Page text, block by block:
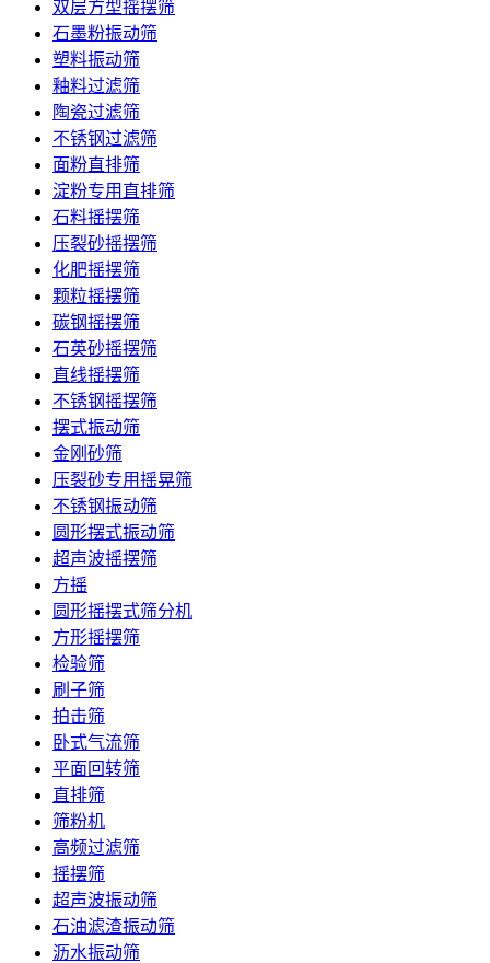
双层方型摇摆筛
石墨粉振动筛
塑料振动筛
釉料过滤筛
陶瓷过滤筛
不锈钢过滤筛
面粉直排筛
淀粉专用直排筛
石料摇摆筛
压裂砂摇摆筛
化肥摇摆筛
颗粒摇摆筛
碳钢摇摆筛
石英砂摇摆筛
直线摇摆筛
不锈钢摇摆筛
摆式振动筛
金刚砂筛
压裂砂专用摇晃筛
不锈钢振动筛
圆形摆式振动筛
超声波摇摆筛
方摇
圆形摇摆式筛分机
方形摇摆筛
检验筛
刷子筛
拍击筛
卧式气流筛
平面回转筛
直排筛
筛粉机
高频过滤筛
摇摆筛
超声波振动筛
石油滤渣振动筛
沥水振动筛